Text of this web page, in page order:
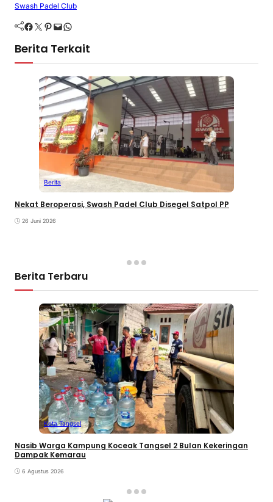
Swash Padel Club
Facebook Twitter Pinterest Mail WhatsApp
Berita Terkait
Berita
Nekat Beroperasi, Swash Padel Club Disegel Satpol PP
26 Juni 2026
Berita Terbaru
Kota Tangsel
Nasib Warga Kampung Koceak Tangsel 2 Bulan Kekeringan
Dampak Kemarau
6 Agustus 2026